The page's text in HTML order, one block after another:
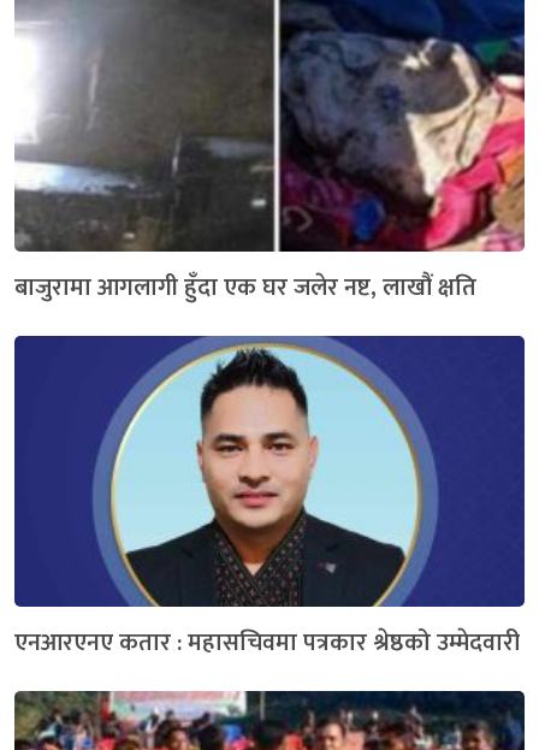
बाजुरामा आगलागी हुँदा एक घर जलेर नष्ट, लाखौं क्षति
एनआरएनए कतार : महासचिवमा पत्रकार श्रेष्ठको उम्मेदवारी